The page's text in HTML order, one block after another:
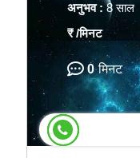
अनुभव :8 साल
₹/मिनट
0 मिनट